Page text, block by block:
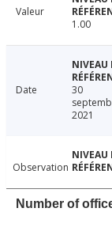
Valeur
1.00
Date
30
2021
Observation
Number of